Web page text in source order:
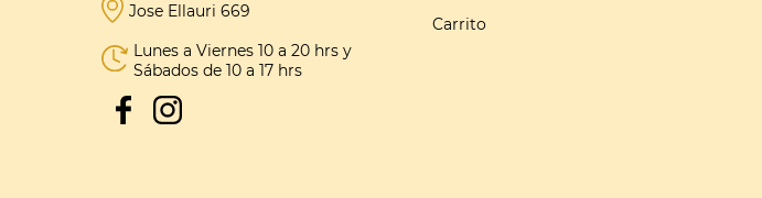
Jose Ellauri 669
Lunes a Viernes 10 a 20 hrs y
Sábados de 10 a 17 hrs
Carrito